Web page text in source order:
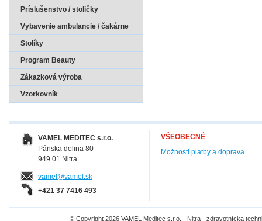
Príslušenstvo / stoličky
Vybavenie ambulancie / čakárne
Stolíky
Program Beauty
Zákazková výroba
Vzorkovník
VAMEL MEDITEC s.r.o.
Pánska dolina 80
949 01 Nitra
vamel@vamel.sk
+421 37 7416 493
VŠEOBECNÉ
Možnosti platby a doprava
© Copyright 2026 VAMEL Meditec s.r.o. - Nitra - zdravotnícka